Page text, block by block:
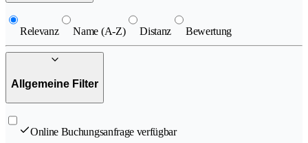
Relevanz Name (A-Z) Distanz Bewertung
Allgemeine Filter
Online Buchungsanfrage verfügbar